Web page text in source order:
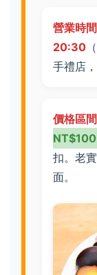
營業時間
20:30
手禮店
價格區間
扣。老
面。